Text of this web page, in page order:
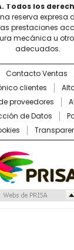
Todos los
reserva
prestaciones
mecánica u
adecuados.
Contacto Ventas
clientes
proveedores
de Datos